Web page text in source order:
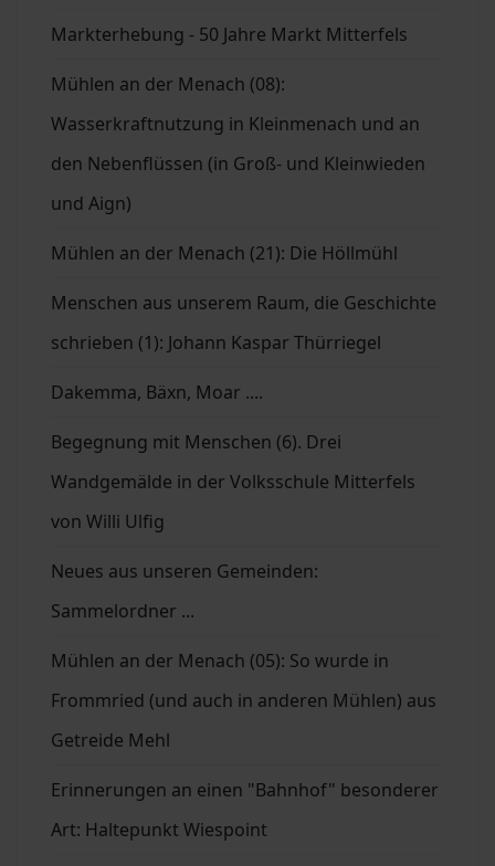
Markterhebung - 50 Jahre Markt Mitterfels
Mühlen an der Menach (08):
Wasserkraftnutzung in Kleinmenach und an
den Nebenflüssen (in Groß- und Kleinwieden
und Aign)
Mühlen an der Menach (21): Die Höllmühl
Menschen aus unserem Raum, die Geschichte
schrieben (1): Johann Kaspar Thürriegel
Dakemma, Bäxn, Moar ....
Begegnung mit Menschen (6). Drei
Wandgemälde in der Volksschule Mitterfels
von Willi Ulfig
Neues aus unseren Gemeinden:
Sammelordner ...
Mühlen an der Menach (05): So wurde in
Frommried (und auch in anderen Mühlen) aus
Getreide Mehl
Erinnerungen an einen "Bahnhof" besonderer
Art: Haltepunkt Wiespoint